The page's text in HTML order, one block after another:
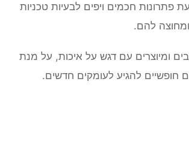
פתרונות חכמים ויפים לבעיות טכניות
ומחוצה להם.
ומיוצרים עם דגש על איכות, על מנת
חופשיים להגיע לעומקים חדשים.